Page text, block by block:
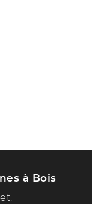
à Bois